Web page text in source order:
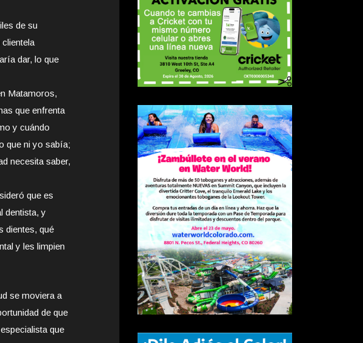
de su
dar, lo que
Matamoros,
que enfrenta
y cuándo
que ni yo sabía;
necesita saber,
que es
dentista, y
dientes, qué
y les limpien
se moviera a
de que
que